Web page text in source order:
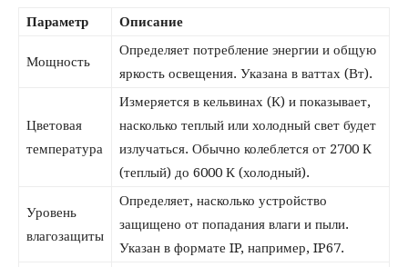
Параметр Описание
Мощность
Определяет потребление энергии и общую
яркость освещения. Указана в ваттах (Вт).
Цветовая
температура
Измеряется в кельвинах (К) и показывает,
насколько теплый или холодный свет будет
излучаться. Обычно колеблется от 2700 К
(теплый) до 6000 К (холодный).
Уровень
влагозащиты
Определяет, насколько устройство
защищено от попадания влаги и пыли.
Указан в формате IP, например, IP67.